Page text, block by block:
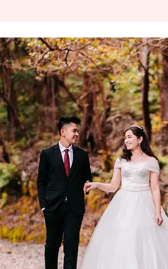
Cari
Harga
Sewa
Murah